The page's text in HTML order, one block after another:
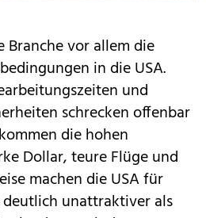
Branche vor allem die
in die USA.
und
schrecken offenbar
die hohen
Dollar, teure Flüge und
machen die USA für
unattraktiver als